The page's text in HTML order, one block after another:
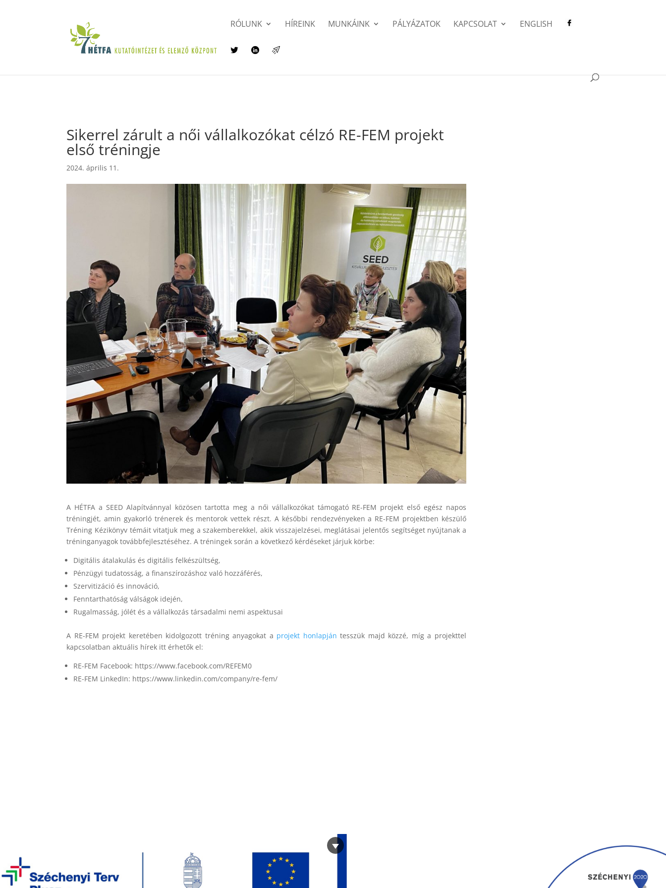
RÓLUNK HÍREINK MUNKÁINK PÁLYÁZATOK KAPCSOLAT ENGLISH
Sikerrel zárult a női vállalkozókat célzó RE-FEM projekt
első tréningje
2024. április 11.
A HÉTFA a SEED Alapítvánnyal közösen tartotta meg a női vállalkozókat támogató RE-FEM projekt első egész napos
tréningjét, amin gyakorló trénerek és mentorok vettek részt. A későbbi rendezvényeken a RE-FEM projektben készülő
Tréning Kézikönyv témáit vitatjuk meg a szakemberekkel, akik visszajelzései, meglátásai jelentős segítséget nyújtanak a
tréninganyagok továbbfejlesztéséhez.A tréningek során a következő kérdéseket járjuk körbe:
Digitális átalakulás és digitális felkészültség,
Pénzügyi tudatosság, a finanszírozáshoz való hozzáférés,
Szervitizáció és innováció,
Fenntarthatóság válságok idején,
Rugalmasság, jólét és a vállalkozás társadalmi nemi aspektusai
A RE-FEM projekt keretében kidolgozott tréning anyagokat a projekt honlapján tesszük majd közzé, míg a projekttel
kapcsolatban aktuális hírek itt érhetők el:
RE-FEM Facebook: https://www.facebook.com/REFEM0
RE-FEM LinkedIn: https://www.linkedin.com/company/re-fem/